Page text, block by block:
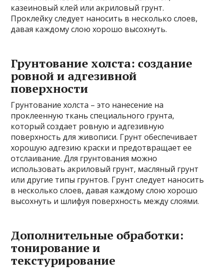
казеиновый клей или акриловый грунт.
Проклейку следует наносить в несколько слоев,
давая каждому слою хорошо высохнуть.
Грунтование холста: создание
ровной и адгезивной
поверхности
Грунтование холста – это нанесение на
проклеенную ткань специального грунта,
который создает ровную и адгезивную
поверхность для живописи. Грунт обеспечивает
хорошую адгезию краски и предотвращает ее
отслаивание. Для грунтования можно
использовать акриловый грунт, масляный грунт
или другие типы грунтов. Грунт следует наносить
в несколько слоев, давая каждому слою хорошо
высохнуть и шлифуя поверхность между слоями.
Дополнительные обработки:
тонирование и
текстурирование